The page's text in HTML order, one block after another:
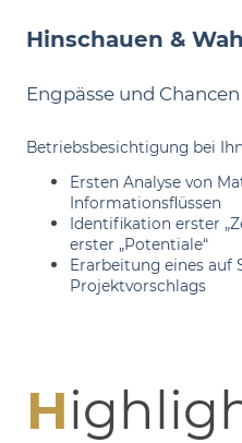
Hinschauen &
Engpässe und
Betriebsbesichtigung bei
Ersten Analyse von
Informationsflüssen
Identifikation erster
erster „Potentiale“
Erarbeitung eines auf
Projektvorschlags
H